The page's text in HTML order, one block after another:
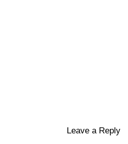
Leave a Reply